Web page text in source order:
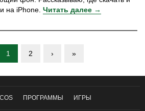
на iPhone. Читать далее →
1 2 › »
ПРОГРАММЫ ИГРЫ